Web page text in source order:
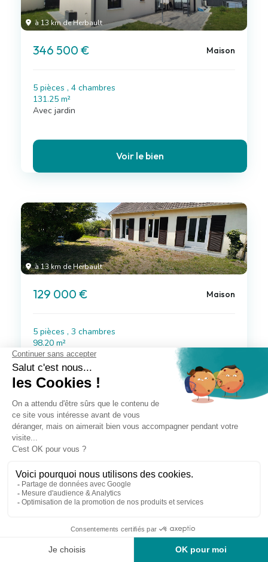
à 13 km de Herbault
346 500 € Maison
5 pièces , 4 chambres
131.25 m²
Avec jardin
Voir le bien
à 13 km de Herbault
129 000 € Maison
5 pièces , 3 chambres
98.20 m²
Avec jardin, garage/box
Voir le bien
Maison